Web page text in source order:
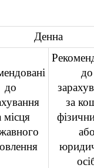
Денна
до
місця
до
за